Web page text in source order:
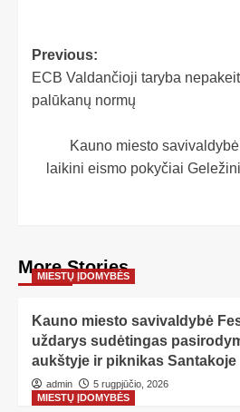
Previous:
ECB Valdančioji taryba
palūkanų normų
Kauno miesto
laikini eismo pokyčiai
More Stories
MIESTŲ ĮDOMYBĖS
Kauno miesto savivaldybė
uždarys sudėtingas
aukštyje ir piknikas Santakoje
admin
5 rugpjūčio, 2026
MIESTŲ ĮDOMYBĖS